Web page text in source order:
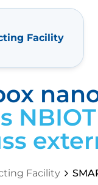
Facility
Facility